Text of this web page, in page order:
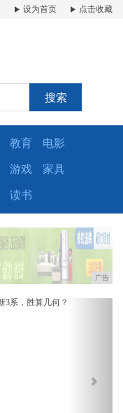
设为首页 点击收藏
搜索
教育 电影
游戏 家具
读书
广告